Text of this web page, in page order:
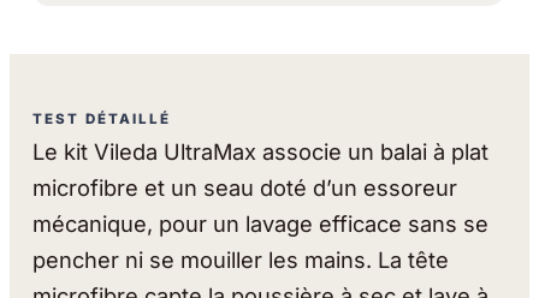
TEST DÉTAILLÉ
Le kit Vileda UltraMax associe un balai à plat
microfibre et un seau doté d’un essoreur
mécanique, pour un lavage efficace sans se
pencher ni se mouiller les mains. La tête